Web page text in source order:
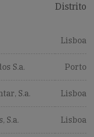
Distrito
Lisboa
S.a. Porto
S.a. Lisboa
S.a. Lisboa